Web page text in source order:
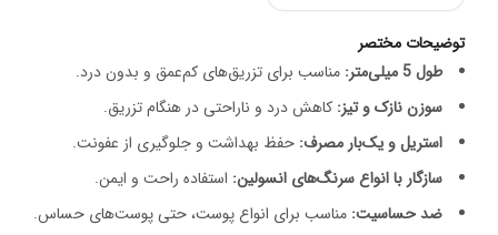
توضیحات مختصر
طول 5 میلی‌متر:
مناسب برای تزریق‌های کم‌عمق و بدون درد.
سوزن نازک و تیز: کاهش درد و ناراحتی در هنگام تزریق.
استریل و یک‌بار مصرف: حفظ بهداشت و جلوگیری از عفونت.
سازگار با انواع سرنگ‌های انسولین: استفاده راحت و ایمن.
ضد حساسیت: مناسب برای انواع پوست، حتی پوست‌های حساس.